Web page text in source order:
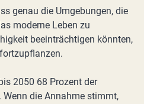
genau die Umgebungen, die
moderne Leben zu
beeinträchtigen könnten,
2050 68 Prozent der
die Annahme stimmt,